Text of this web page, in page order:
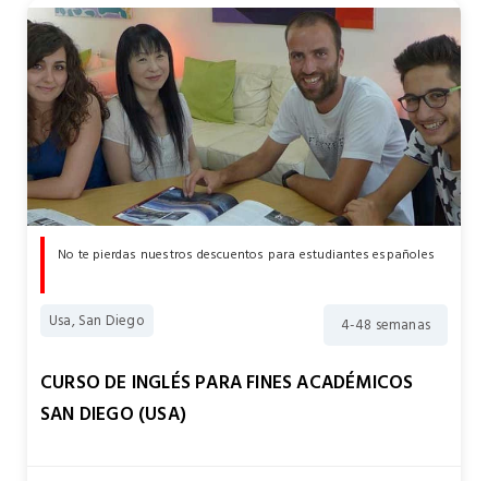
No te pierdas nuestros descuentos para estudiantes españoles
Usa, San Diego 4-48 semanas
CURSO DE INGLÉS PARA FINES ACADÉMICOS
SAN DIEGO (USA)